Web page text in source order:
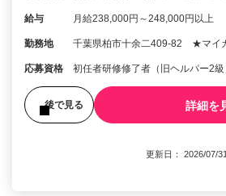
給与 月給238,000円～248,000円以上
勤務地 千葉県柏市十余二409-82 ★マイ
応募資格 初任者研修修了者（旧ヘルパー2
後で見る 詳細を
更新日： 2026/07/